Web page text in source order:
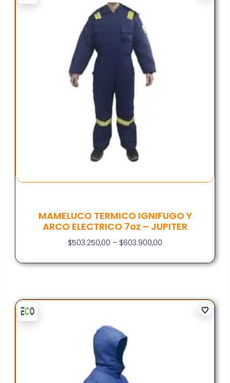
MAMELUCO TERMICO IGNIFUGO Y
ARCO ELECTRICO 7oz – JUPITER
$503.250,00 – $603.900,00